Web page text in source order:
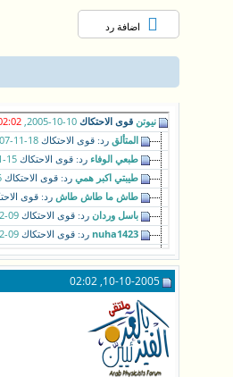
اضافة رد
نيوتن قوى الاحتكاك
المتألق رد: قوى الاحتكاك
طبعي الوفاء رد: قوى الاحتكاك
طيبتي اكبر همي رد: قوى الاحتكاك
طاش ما طاش طاش رد: قوى
باسل وردان رد: قوى الاحتكاك
nuha1423 رد: قوى الاحتكاك
سنبلة جزاك الله خير وجعله في
moonsoon جزاكم الله خير28-03-2015,
علويط شكرا لك وبورك فيكم